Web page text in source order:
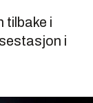
tilbake i
i